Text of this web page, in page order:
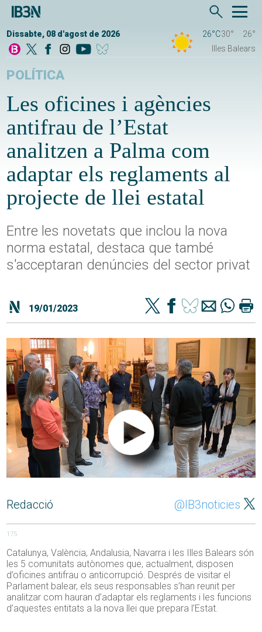
Dissabte, 08 d'agost de 2026 26°C30°
26°
Illes Balears
POLÍTICA
Les oficines i agències
antifrau de l’Estat
analitzen a Palma com
adaptar els reglaments al
projecte de llei estatal
Entre les novetats que inclou la nova
norma estatal, destaca que també
s'acceptaran denúncies del sector privat
19/01/2023
Redacció @IB3noticies
175
Catalunya, València, Andalusia, Navarra i les Illes Balears són
les 5 comunitats autònomes que, actualment, disposen
d’oficines antifrau o anticorrupció. Després de visitar el
Parlament balear, els seus responsables s’han reunit per
analitzar com hauran d’adaptar els reglaments i les funcions
d’aquestes entitats a la nova llei que prepara l’Estat.